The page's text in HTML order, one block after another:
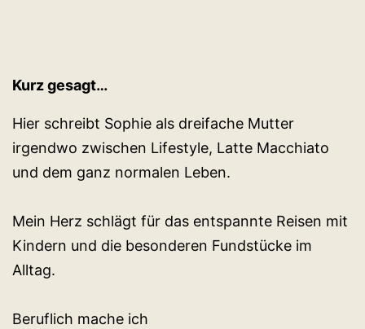
Kurz gesagt…
Hier schreibt Sophie als dreifache Mutter
irgendwo zwischen Lifestyle, Latte Macchiato
und dem ganz normalen Leben.
Mein Herz schlägt für das entspannte Reisen mit
Kindern und die besonderen Fundstücke im
Alltag.
Beruflich mache ich